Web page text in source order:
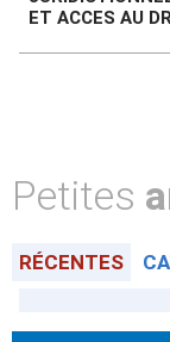
ET ACCES AU
Petites
RÉCENTES